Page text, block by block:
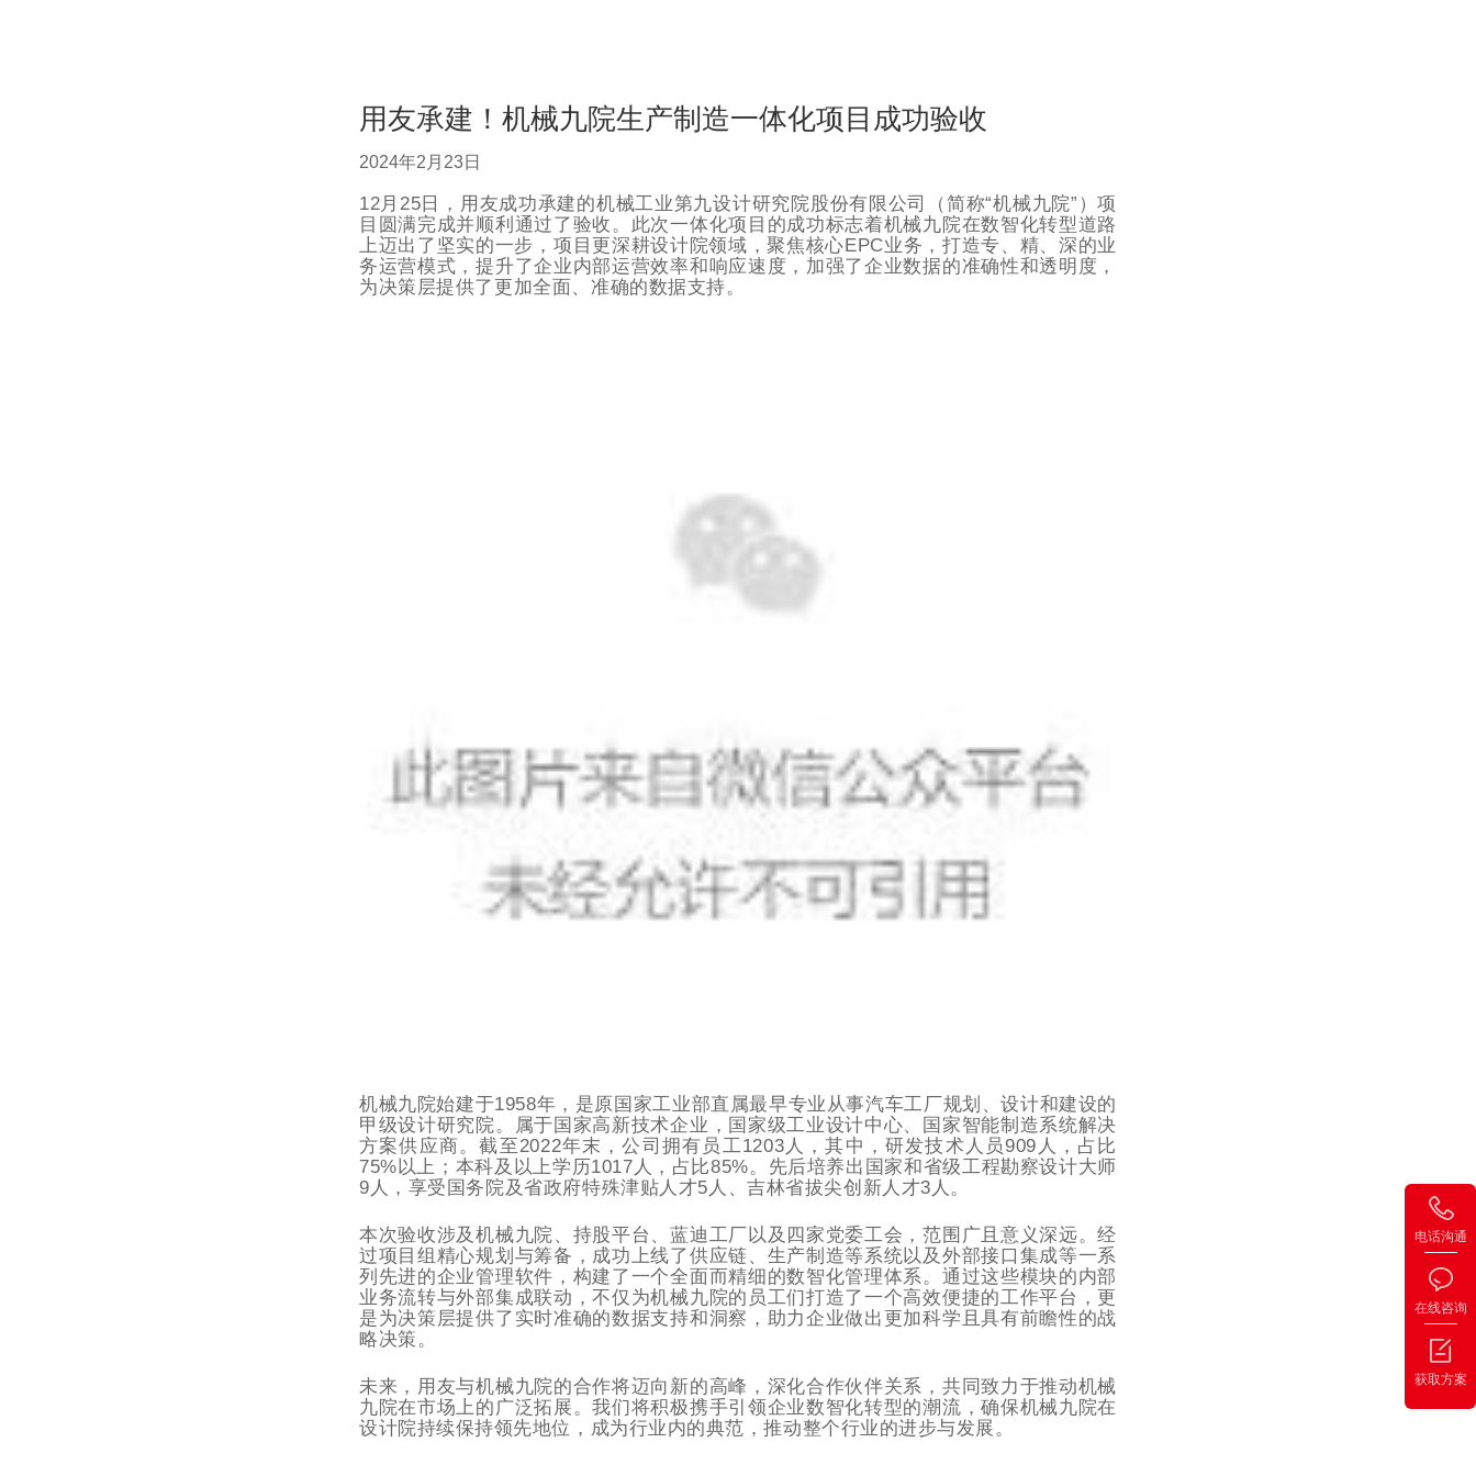
用友承建！机械九院生产制造一体化项目成功验收
2024年2月23日
12月25日，用友成功承建的机械工业第九设计研究院股份有限公司（简称“机械九院”）项
目圆满完成并顺利通过了验收。此次一体化项目的成功标志着机械九院在数智化转型道路
上迈出了坚实的一步，项目更深耕设计院领域，聚焦核心EPC业务，打造专、精、深的业
务运营模式，提升了企业内部运营效率和响应速度，加强了企业数据的准确性和透明度，
为决策层提供了更加全面、准确的数据支持。
机械九院始建于1958年，是原国家工业部直属最早专业从事汽车工厂规划、设计和建设的
甲级设计研究院。属于国家高新技术企业，国家级工业设计中心、国家智能制造系统解决
方案供应商。截至2022年末，公司拥有员工1203人，其中，研发技术人员909人，占比
75%以上；本科及以上学历1017人，占比85%。先后培养出国家和省级工程勘察设计大师
9人，享受国务院及省政府特殊津贴人才5人、吉林省拔尖创新人才3人。
本次验收涉及机械九院、持股平台、蓝迪工厂以及四家党委工会，范围广且意义深远。经
过项目组精心规划与筹备，成功上线了供应链、生产制造等系统以及外部接口集成等一系
列先进的企业管理软件，构建了一个全面而精细的数智化管理体系。通过这些模块的内部
业务流转与外部集成联动，不仅为机械九院的员工们打造了一个高效便捷的工作平台，更
是为决策层提供了实时准确的数据支持和洞察，助力企业做出更加科学且具有前瞻性的战
略决策。
未来，用友与机械九院的合作将迈向新的高峰，深化合作伙伴关系，共同致力于推动机械
九院在市场上的广泛拓展。我们将积极携手引领企业数智化转型的潮流，确保机械九院在
设计院持续保持领先地位，成为行业内的典范，推动整个行业的进步与发展。
电话沟通
在线咨询
获取方案